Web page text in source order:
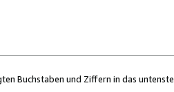
Buchstaben und Ziffern in das